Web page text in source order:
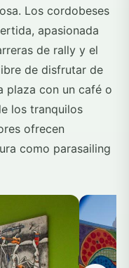
Los cordobeses
apasionada
de rally y el
de disfrutar de
plaza con un café o
los tranquilos
ofrecen
como parasailing